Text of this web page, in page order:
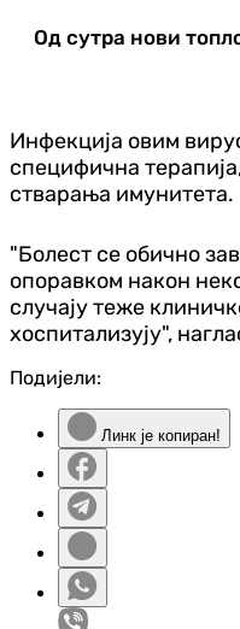
Од сутра нови
Инфекција овим
специфична
стварања имунитета.
"Болест се обично
опоравком након
случају теже
хоспитализују",
Подијели:
Линк је копиран!